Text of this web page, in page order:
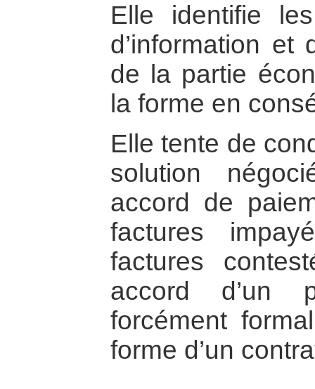
Elle identifie
d’information et
de la partie
la forme en
Elle tente de
solution
accord de
factures
factures
accord d’un
forcément
forme d’un